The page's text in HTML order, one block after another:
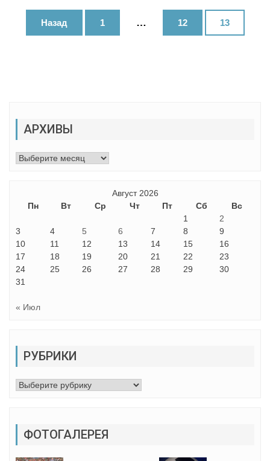
Навигация
Назад 1 … 12 13
АРХИВЫ
Архивы
Август 2026
Пн
Вт Ср Чт Пт Сб
Вс
1
2
3
4 5 6 7 8
9
10
11 12 13 14 15
16
17
18 19 20 21 22
23
24
25 26 27 28 29
30
31
« Июл
РУБРИКИ
Рубрики
ФОТОГАЛЕРЕЯ